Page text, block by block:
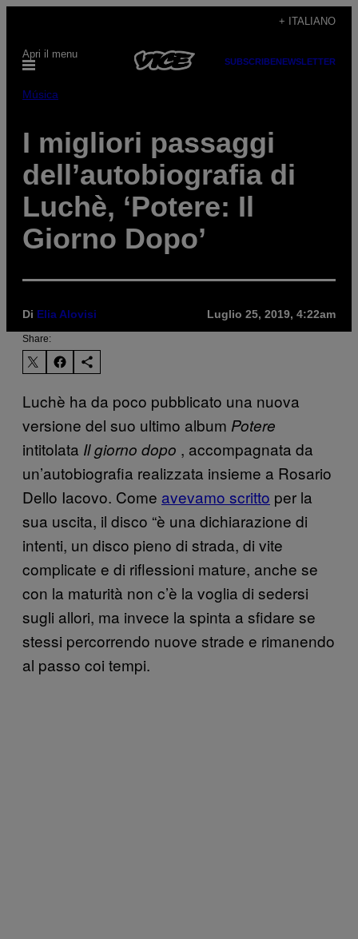
contenuto
+ ITALIANO
Apri il menu
SUBSCRIBENEWSLETTER
Música
I migliori passaggi
dell’autobiografia di
Luchè, ‘Potere: Il
Giorno Dopo’
Di Elia Alovisi Luglio 25, 2019, 4:22am
Share:
Luchè ha da poco pubblicato una nuova
versione del suo ultimo album Potere
intitolata Il giorno dopo , accompagnata da
un’autobiografia realizzata insieme a Rosario
Dello Iacovo. Come avevamo scritto per la
sua uscita, il disco “è una dichiarazione di
intenti, un disco pieno di strada, di vite
complicate e di riflessioni mature, anche se
con la maturità non c’è la voglia di sedersi
sugli allori, ma invece la spinta a sfidare se
stessi percorrendo nuove strade e rimanendo
al passo coi tempi.